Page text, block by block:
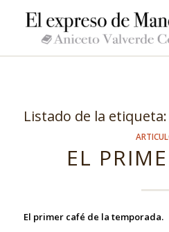
Listado de la etiqueta:
EL
El primer café de la temporada.